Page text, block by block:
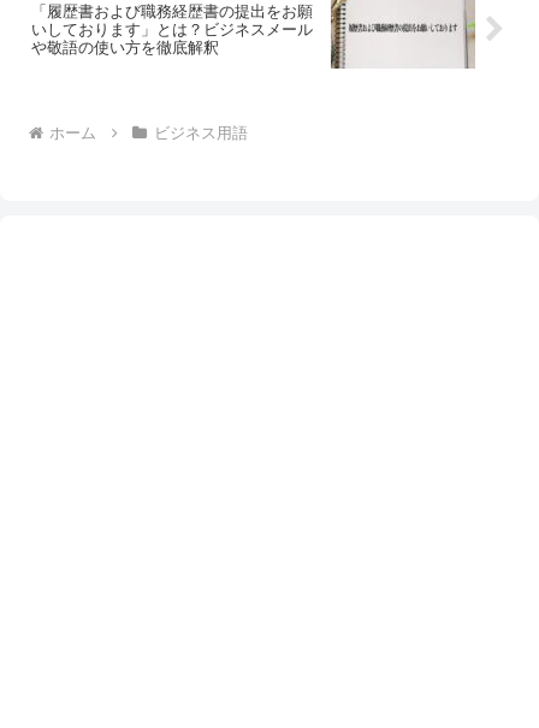
「履歴書および職務経歴書の提出をお願
いしております」とは？ビジネスメール
や敬語の使い方を徹底解釈
ホーム ビジネス用語